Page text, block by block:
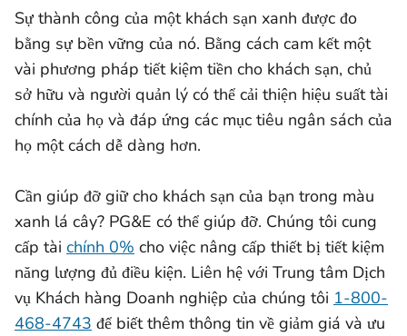
Sự thành công của một khách sạn xanh được đo
bằng sự bền vững của nó. Bằng cách cam kết một
vài phương pháp tiết kiệm tiền cho khách sạn, chủ
sở hữu và người quản lý có thể cải thiện hiệu suất tài
chính của họ và đáp ứng các mục tiêu ngân sách của
họ một cách dễ dàng hơn.
Cần giúp đỡ giữ cho khách sạn của bạn trong màu
xanh lá cây? PG&E có thể giúp đỡ. Chúng tôi cung
cấp tài chính 0% cho việc nâng cấp thiết bị tiết kiệm
năng lượng đủ điều kiện. Liên hệ với Trung tâm Dịch
vụ Khách hàng Doanh nghiệp của chúng tôi 1-800-
468-4743 để biết thêm thông tin về giảm giá và ưu